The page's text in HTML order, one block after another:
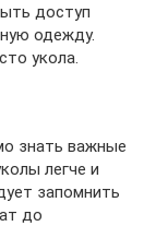
доступ
одежду.
укола.
знать важные
легче и
запомнить
до